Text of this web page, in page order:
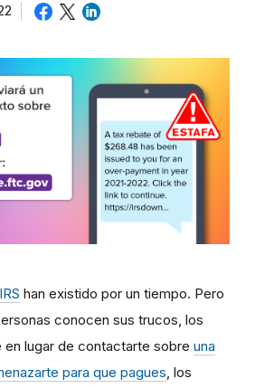
han existido por un tiempo. Pero
conocen sus trucos, los
en lugar de contactarte sobre una
para que pagues, los